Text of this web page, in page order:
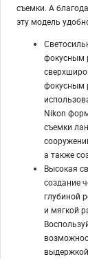
съемки. А
эту модель
фокусным
фокусным
Nikon
съемки
а также
Высокая
создание
глубиной
и мягкой